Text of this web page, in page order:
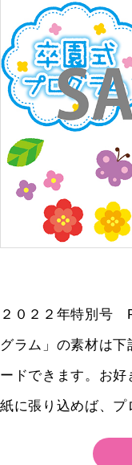
２０２２年特別号
グラム」の素材は
ードできます。お
紙に張り込めば、プ